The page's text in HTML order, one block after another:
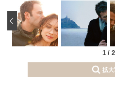
1 / 2
‹
拡大